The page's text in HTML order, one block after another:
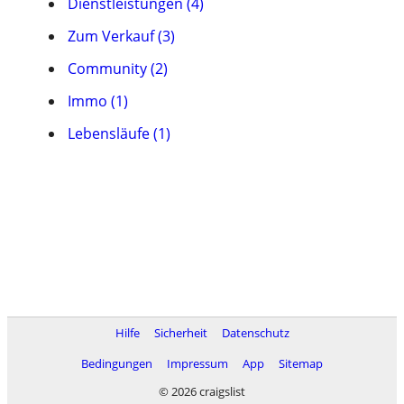
Zum Verkauf (3)
Community (2)
Immo (1)
Lebensläufe (1)
Hilfe Sicherheit
Datenschutz
Bedingungen
Impressum App
Sitemap
© 2026 craigslist